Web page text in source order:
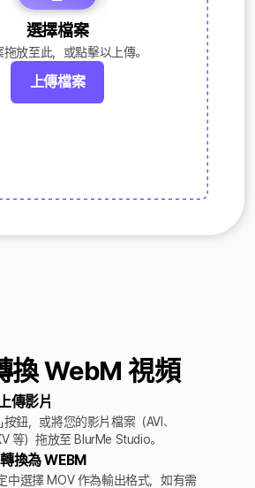
選擇檔案
放至此，或點擊以上傳。
上傳檔案
換 WebM 視頻
傳影片
按鈕，或將您的影片檔案（AVI、
等）拖放至 BlurMe Studio。
換為 WEBM
中選擇 MOV 作為輸出格式，如有需